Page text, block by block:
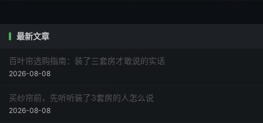
最新文章
百叶帘选购指南：装了三套房才敢说的实话
2026-08-08
买纱帘前，先听听装了3套房的人怎么说
2026-08-08